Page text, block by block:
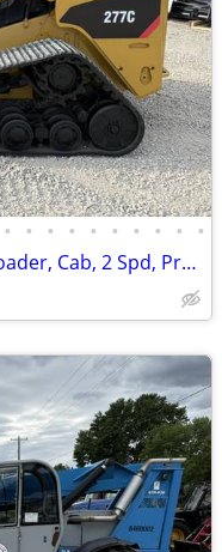
• • • • • • • • • •
2008 Cat 277C Track Skid Steer Loader, Cab, 2 Spd, Pre Emissions